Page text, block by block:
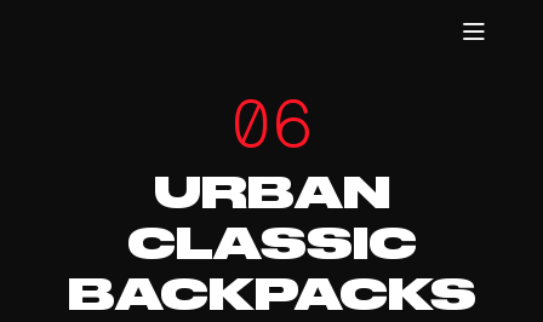
06
URBAN
CLASSIC
BACKPACKS